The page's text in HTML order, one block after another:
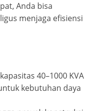
Anda bisa
menjaga efisiensi
40–1000 KVA
kebutuhan daya